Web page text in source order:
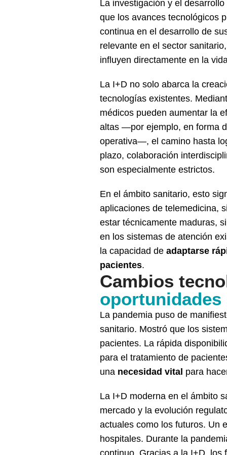
La investigación y el
que los avances tecnológicos
continua en el desarrollo de
relevante en el sector
influyen directamente en la
La I+D no solo abarca la
tecnologías existentes.
médicos pueden aumentar la
altas —por ejemplo, en forma
operativa—, el camino hasta
plazo, colaboración
son especialmente estrictos.
En el ámbito sanitario, esto
aplicaciones de telemedicina,
estar técnicamente maduras,
en los sistemas de atención
la capacidad de adaptarse
pacientes.
Cambios
oportunidades
La pandemia puso de
sanitario. Mostró que los
pacientes. La rápida
para el tratamiento de
una necesidad vital para
La I+D moderna en el ámbito
mercado y la evolución
actuales como los futuros. Un
hospitales. Durante la